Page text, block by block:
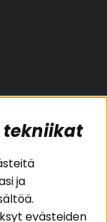
ja
tekniikat
ja
evästeiden